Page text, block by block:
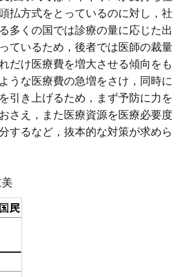
払方式をとっているのに対し，社
多くの国では診療の量に応じた出
ているため，後者では医師の裁量
だけ医療費を増大させる傾向をも
うな医療費の急増をさけ，同時に
引き上げるため，まず予防に力を
さえ，また医療資源を医療必要度
するなど，抜本的な対策が求めら